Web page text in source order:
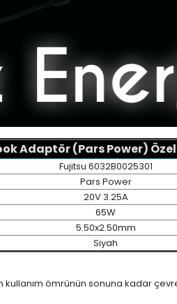
Adaptör (Pars Power)
Fujitsu 6032B0025301
Pars Power
20V 3.25A
65W
5.50x2.50mm
Siyah
ömrünün sonuna kadar